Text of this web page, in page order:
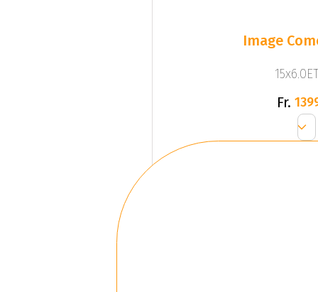
Image
Fr.